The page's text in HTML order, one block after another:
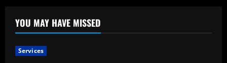
YOU MAY HAVE MISSED
Services